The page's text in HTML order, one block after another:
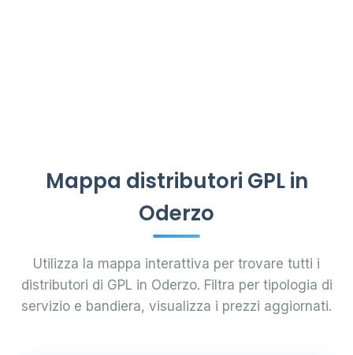
Mappa distributori GPL in
Oderzo
Utilizza la mappa interattiva per trovare tutti i
distributori di GPL in Oderzo. Filtra per tipologia di
servizio e bandiera, visualizza i prezzi aggiornati.